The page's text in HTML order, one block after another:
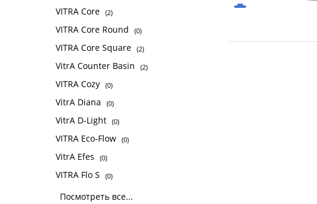
VITRA Core (2)
VITRA Core Round (0)
VITRA Core Square (2)
VitrA Counter Basin (2)
VITRA Cozy (0)
VitrA Diana (0)
VitrA D-Light (0)
VITRA Eco-Flow (0)
VitrA Efes (0)
VITRA Flo S (0)
Посмотреть все...